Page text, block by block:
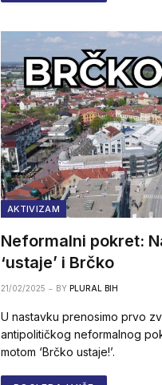
AKTIVIZAM
Neformalni pokret:
‘ustaje’ i Brčko
21/02/2025 BY PLURAL BIH
U nastavku prenosimo prvo
antipolitičkog neformalnog
motom ‘Brčko ustaje!’.